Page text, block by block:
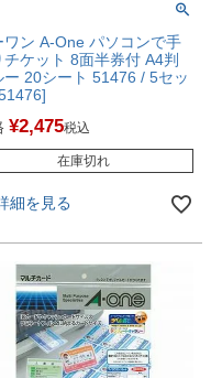
ワン A-One パソコンで手
チケット 8面半券付 A4判
ー 20シート 51476 / 5セッ
¥2,475税込
在庫切れ
細を見る